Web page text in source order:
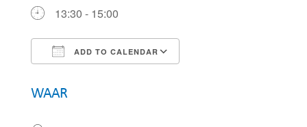
13:30 - 15:00
ADD TO CALENDAR
WAAR